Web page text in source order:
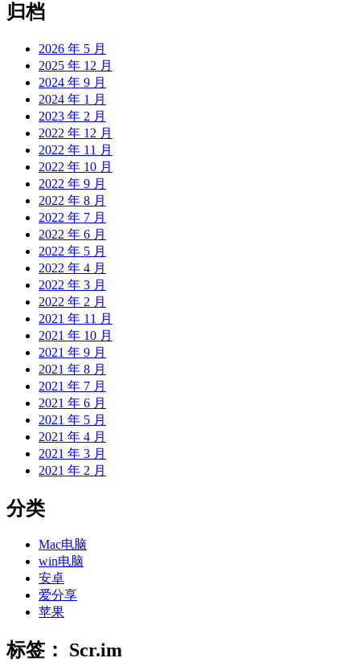
归档
2026 年 5 月
2025 年 12 月
2024 年 9 月
2024 年 1 月
2023 年 2 月
2022 年 12 月
2022 年 11 月
2022 年 10 月
2022 年 9 月
2022 年 8 月
2022 年 7 月
2022 年 6 月
2022 年 5 月
2022 年 4 月
2022 年 3 月
2022 年 2 月
2021 年 11 月
2021 年 10 月
2021 年 9 月
2021 年 8 月
2021 年 7 月
2021 年 6 月
2021 年 5 月
2021 年 4 月
2021 年 3 月
2021 年 2 月
分类
Mac电脑
win电脑
安卓
爱分享
苹果
标签： Scr.im